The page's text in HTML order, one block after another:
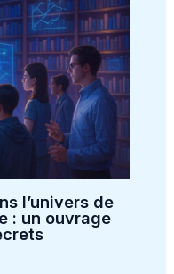
l’univers de
: un ouvrage